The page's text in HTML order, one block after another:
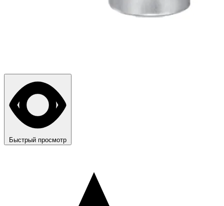
Быстрый просмотр